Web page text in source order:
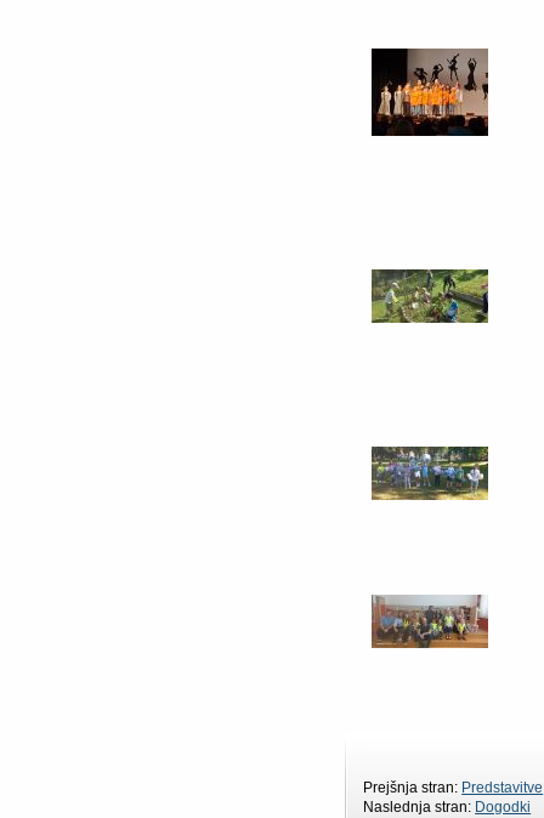
Prejšnja stran: Predstavitve
Naslednja stran: Dogodki